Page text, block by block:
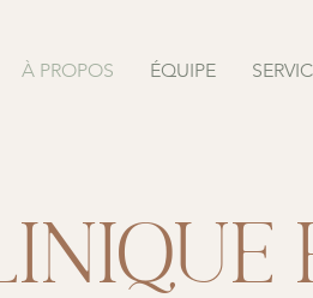
À PROPOS ÉQUIPE